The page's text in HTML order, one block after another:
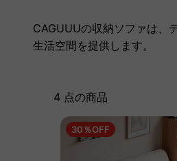
CAGUUUの収納ソファは、
生活空間を提供します。
4 点の商品
30％OFF